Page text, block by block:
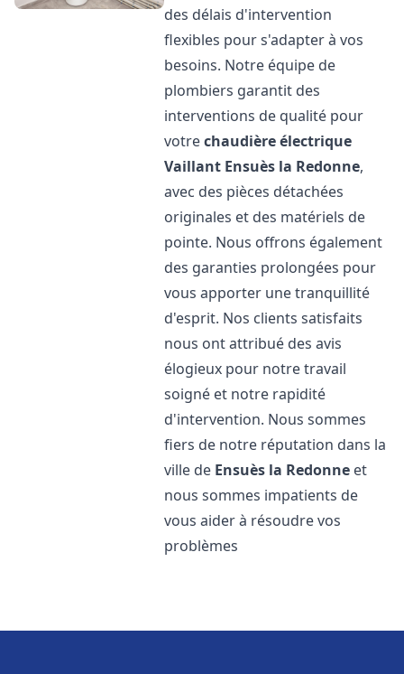
des délais d'intervention
flexibles pour s'adapter à vos
besoins. Notre équipe de
plombiers garantit des
interventions de qualité pour
votrechaudière électrique
Vaillant Ensuès la Redonne,
avec des pièces détachées
originales et des matériels de
pointe. Nous offrons également
des garanties prolongées pour
vous apporter une tranquillité
d'esprit. Nos clients satisfaits
nous ont attribué des avis
élogieux pour notre travail
soigné et notre rapidité
d'intervention. Nous sommes
fiers de notre réputation dans la
ville de Ensuès la Redonne et
nous sommes impatients de
vous aider à résoudre vos
problèmes